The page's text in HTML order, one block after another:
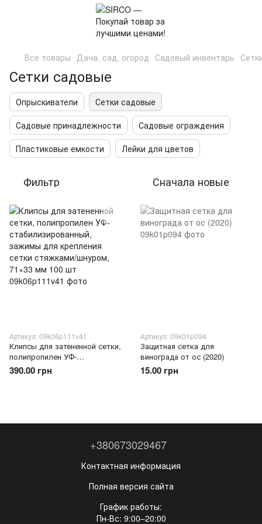
Все товары Дача, сад, огород Садовый инвентарь
Сетки садовые
Опрыскиватели
Сетки садовые
Садовые принадлежности
Садовые ограждения
Пластиковые емкости
Лейки для цветов
Фильтр Сначала новые
Артикул: 09k06p111v41
Клипсы для затененной сетки,
полипропилен УФ-
стабилизированный, зажимы
для крепления сетки
390.00 грн
Артикул: 09k01p094
Защитная сетка для
винограда от ос (2020)
15.00 грн
+380673029467
Контактная информация
Полная версия сайта
График работы:
Пн-Вс: 9:00–20:00